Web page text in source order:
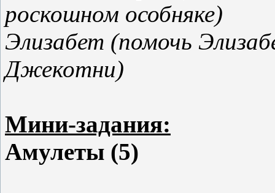
роскошном особняке)
Элизабет (помочь
Джекотни)
Мини-задания:
Амулеты (5)